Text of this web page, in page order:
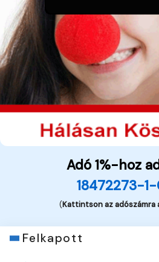
Adó 1%-hoz
18472273-
(Kattintson az adószámra
Felkapott